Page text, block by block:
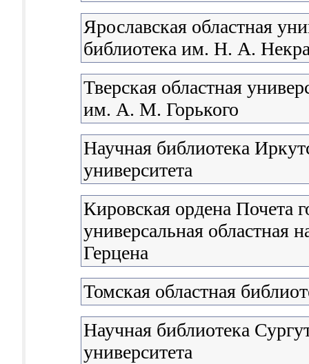
Ярославская областная
библиотека им. Н. А.
Тверская областная
им. А. М. Горького
Научная библиотека
университета
Кировская ордена Почета
универсальная областная
Герцена
Томская областная
Научная библиотека
университета